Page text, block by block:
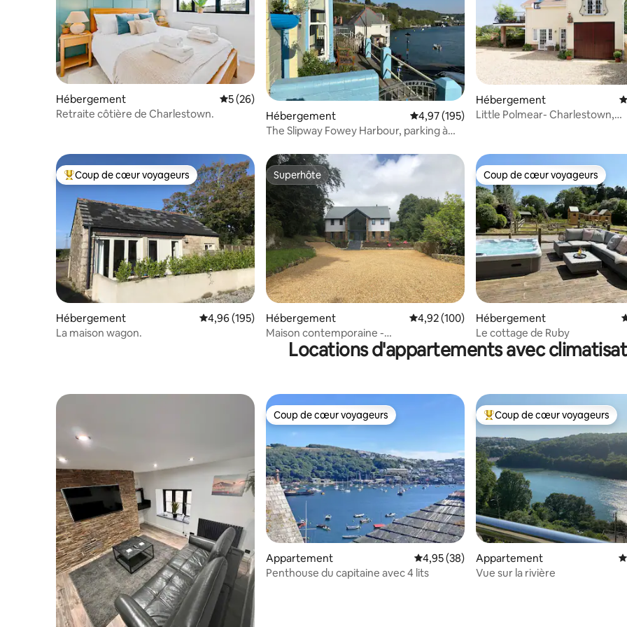
Hébergement Évaluation moyenne sur la base de 26 commentaires : 5 sur 5
5 (26)
Retraite côtière de Charlestown.
Hébergement Évaluation moyenne sur la base de 195
4,97 (195)
The Slipway Fowey Harbour, parking à
Hébergement
Little Polmear- Charlestown,
Coups de cœur voyageurs les plus appréciés
Coup de cœur voyageurs
Hébergement Évaluation moyenne sur la base de 195 commentaires : 4,96 sur 5
4,96 (195)
La maison wagon.
Superhôte
Superhôte
Hébergement Évaluation moyenne sur la base de 100
4,92 (100)
Maison contemporaine -
5 chambres/salles de bain, chargeur EV
Coup de cœur voyageurs
Coup de cœur voyageurs
Hébergement
Le cottage de Ruby
Locations d'appartements avec
Coup de cœur voyageurs
Coup de cœur voyageurs
Appartement Évaluation moyenne sur la base de 38
4,95 (38)
Penthouse du capitaine avec 4 lits
Coups de cœur voyageurs les
Coup de cœur voyageurs
Appartement
Vue sur la rivière